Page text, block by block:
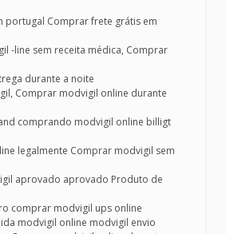
portugal Comprar frete grátis em
-line sem receita médica, Comprar
durante a noite
Comprar modvigil online durante
comprando modvigil online billigt
legalmente Comprar modvigil sem
aprovado aprovado Produto de
comprar modvigil ups online
modvigil online modvigil envio